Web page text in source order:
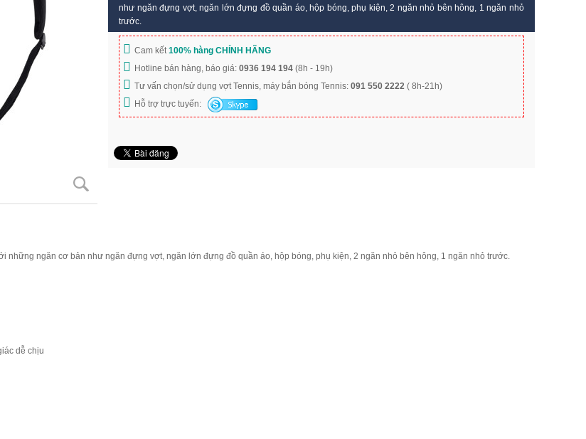
như ngăn đựng vợt, ngăn lớn đựng đồ quần áo, hộp bóng, phụ kiện, 2 ngăn nhỏ bên hông, 1 ngăn nhỏ
trước.
Cam kết100% hàng CHÍNH HÃNG
Hotline bán hàng, báo giá: 0936 194 194 (8h - 19h)
Tư vấn chọn/sử dụng vợt Tennis, máy bắn bóng Tennis: 091 550 2222 ( 8h-21h)
Hỗ trợ trực tuyến:
những ngăn cơ bản như ngăn đựng vợt, ngăn lớn đựng đồ quần áo, hộp bóng, phụ kiện, 2 ngăn nhỏ bên hông, 1 ngăn nhỏ trước.
dễ chịu